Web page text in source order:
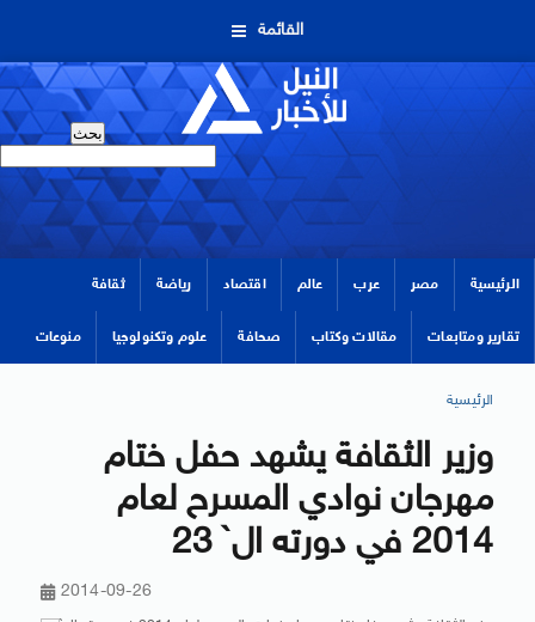
القائمة
الرئيسية مصر عرب عالم اقتصاد رياضة ثقافة
تقارير ومتابعات مقالات وكتاب صحافة علوم وتكنولوجيا منوعات
الرئيسية
وزير الثقافة يشهد حفل ختام
مهرجان نوادي المسرح لعام
2014 في دورته ال` 23
2014-09-26